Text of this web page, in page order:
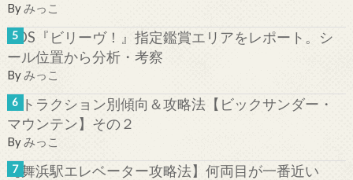
Byみっこ
TDS『ビリーヴ！』指定鑑賞エリアをレポート。シ
ール位置から分析・考察
Byみっこ
アトラクション別傾向＆攻略法【ビックサンダー・
マウンテン】その２
Byみっこ
【舞浜駅エレベーター攻略法】何両目が一番近い